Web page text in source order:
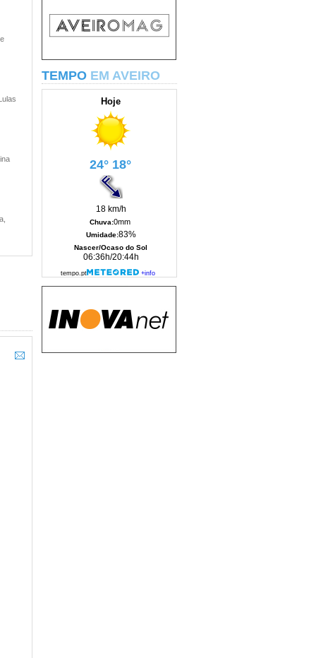
TEMPO EM AVEIRO